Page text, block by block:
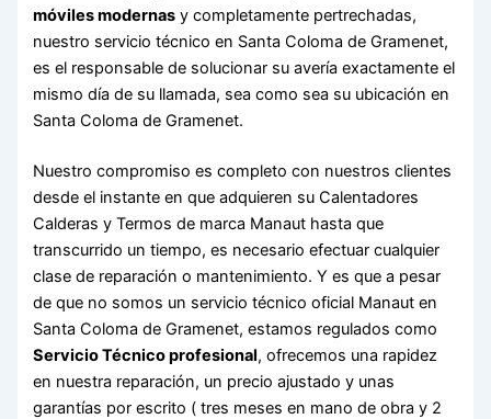
móviles modernas y completamente pertrechadas,
nuestro servicio técnico en Santa Coloma de Gramenet,
es el responsable de solucionar su avería exactamente el
mismo día de su llamada, sea como sea su ubicación en
Santa Coloma de Gramenet.
Nuestro compromiso es completo con nuestros clientes
desde el instante en que adquieren su Calentadores
Calderas y Termos de marca Manaut hasta que
transcurrido un tiempo, es necesario efectuar cualquier
clase de reparación o mantenimiento. Y es que a pesar
de que no somos un servicio técnico oficial Manaut en
Santa Coloma de Gramenet, estamos regulados como
Servicio Técnico profesional, ofrecemos una rapidez
en nuestra reparación, un precio ajustado y unas
garantías por escrito ( tres meses en mano de obra y 2